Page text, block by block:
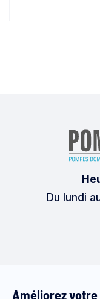
Du lundi